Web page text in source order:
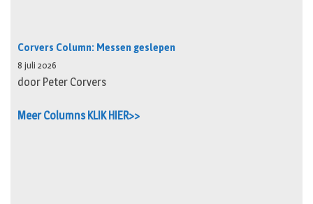
Corvers Column: Messen geslepen
8 juli 2026
door Peter Corvers
Meer Columns KLIK HIER>>